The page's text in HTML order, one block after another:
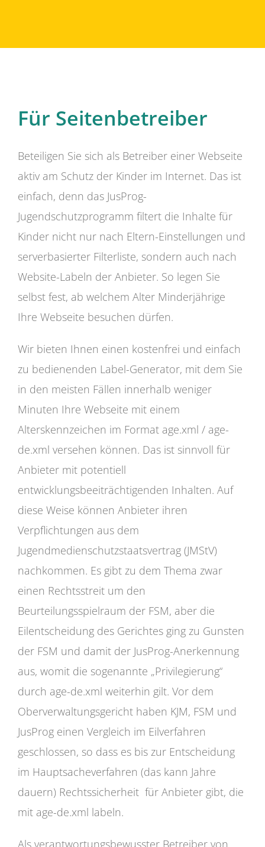
Für Seitenbetreiber
Beteiligen Sie sich als Betreiber einer Webseite
aktiv am Schutz der Kinder im Internet. Das ist
einfach, denn das JusProg-
Jugendschutzprogramm filtert die Inhalte für
Kinder nicht nur nach Eltern-Einstellungen und
serverbasierter Filterliste, sondern auch nach
Website-Labeln der Anbieter. So legen Sie
selbst fest, ab welchem Alter Minderjährige
Ihre Webseite besuchen dürfen.
Wir bieten Ihnen einen kostenfrei und einfach
zu bedienenden Label-Generator, mit dem Sie
in den meisten Fällen innerhalb weniger
Minuten Ihre Webseite mit einem
Alterskennzeichen im Format age.xml / age-
de.xml versehen können. Das ist sinnvoll für
Anbieter mit potentiell
entwicklungsbeeiträchtigenden Inhalten. Auf
diese Weise können Anbieter ihren
Verpflichtungen aus dem
Jugendmedienschutzstaatsvertrag (JMStV)
nachkommen. Es gibt zu dem Thema zwar
einen Rechtsstreit um den
Beurteilungsspielraum der FSM, aber die
Eilentscheidung des Gerichtes ging zu Gunsten
der FSM und damit der JusProg-Anerkennung
aus, womit die sogenannte „Privilegierung“
durch age-de.xml weiterhin gilt. Vor dem
Oberverwaltungsgericht haben KJM, FSM und
JusProg einen Vergleich im Eilverfahren
geschlossen, so dass es bis zur Entscheidung
im Hauptsacheverfahren (das kann Jahre
dauern) Rechtssicherheit für Anbieter gibt, die
mit age-de.xml labeln.
Als verantwortungsbewusster Betreiber von